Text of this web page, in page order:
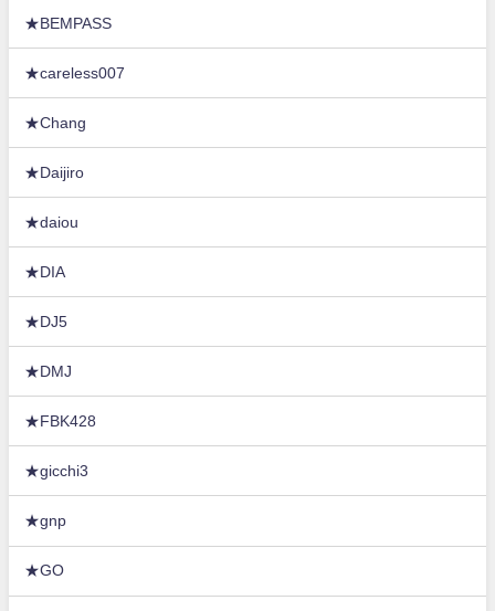
★BEMPASS
★careless007
★Chang
★Daijiro
★daiou
★DIA
★DJ5
★DMJ
★FBK428
★gicchi3
★gnp
★GO